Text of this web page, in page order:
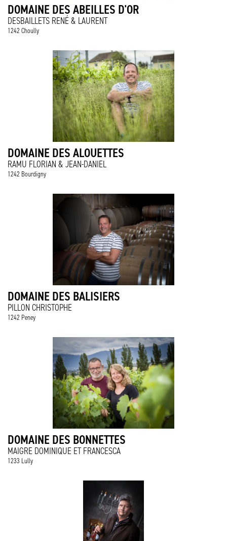
DOMAINE DES ABEILLES D'OR
DESBAILLETS RENÉ & LAURENT
1242 Choully
DOMAINE DES ALOUETTES
RAMU FLORIAN & JEAN-DANIEL
1242 Bourdigny
DOMAINE DES BALISIERS
PILLON CHRISTOPHE
1242 Peney
DOMAINE DES BONNETTES
MAIGRE DOMINIQUE ET FRANCESCA
1233 Lully